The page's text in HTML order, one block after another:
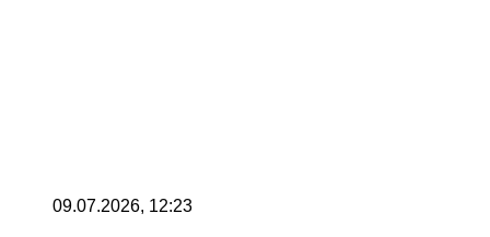
09.07.2026, 12:23